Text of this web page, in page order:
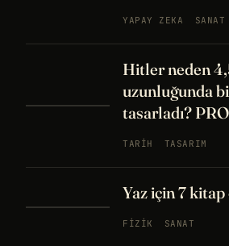
YAPAY ZEKA SANAT
Hitler neden
uzunluğunda
tasarladı?
TARIH TASARIM
Yaz için 7
FIZIK SANAT